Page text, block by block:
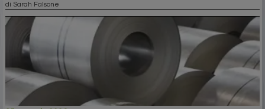
di Sarah Falsone